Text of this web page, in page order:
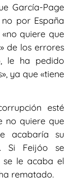
García-Page
por España
quiere que
de los errores
le ha pedido
ya que «tiene
esté
no quiere que
acabaría su
Si Feijóo se
se le acaba el
rematado.